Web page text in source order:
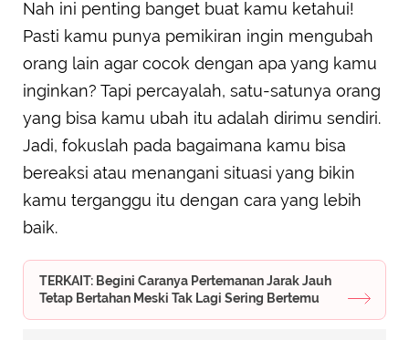
Nah ini penting banget buat kamu ketahui!
Pasti kamu punya pemikiran ingin mengubah
orang lain agar cocok dengan apa yang kamu
inginkan? Tapi percayalah, satu-satunya orang
yang bisa kamu ubah itu adalah dirimu sendiri.
Jadi, fokuslah pada bagaimana kamu bisa
bereaksi atau menangani situasi yang bikin
kamu terganggu itu dengan cara yang lebih
baik.
TERKAIT: Begini Caranya Pertemanan Jarak Jauh
Tetap Bertahan Meski Tak Lagi Sering Bertemu